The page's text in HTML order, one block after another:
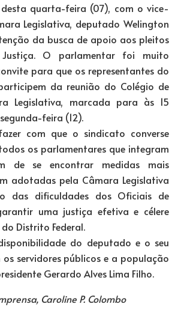
quarta-feira (07), com o vice-
Legislativa, deputado Welington
da busca de apoio aos pleitos
O parlamentar foi muito
para que os representantes do
da reunião do Colégio de
Legislativa, marcada para às 15
feira (12).
com que o sindicato converse
os parlamentares que integram
de se encontrar medidas mais
adotadas pela Câmara Legislativa
das dificuldades dos Oficiais de
uma justiça efetiva e célere
Distrito Federal.
do deputado e o seu
servidores públicos e a população
Gerardo Alves Lima Filho.
Caroline P. Colombo